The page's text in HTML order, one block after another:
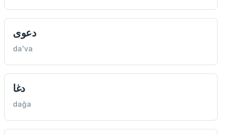
دعوى
da'va
دغا
dağa